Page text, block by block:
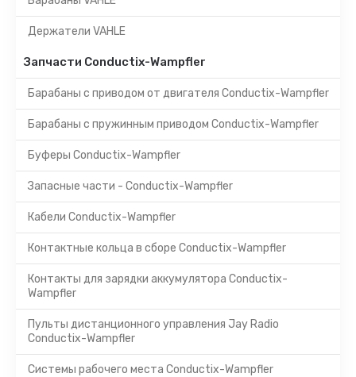
Держатели VAHLE
Запчасти Conductix-Wampfler
Барабаны с приводом от двигателя Conductix-Wampfler
Барабаны с пружинным приводом Conductix-Wampfler
Буферы Conductix-Wampfler
Запасные части - Conductix-Wampfler
Кабели Conductix-Wampfler
Контактные кольца в сборе Conductix-Wampfler
Контакты для зарядки аккумулятора Conductix-
Wampfler
Пульты дистанционного управления Jay Radio
Conductix-Wampfler
Системы рабочего места Conductix-Wampfler